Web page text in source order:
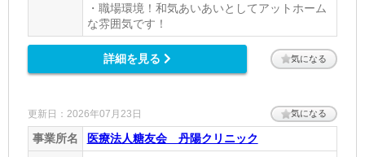
・職場環境！和気あいあいとしてアットホーム
な雰囲気です！
詳細を見る 気になる
更新日：2026年07月23日 気になる
事業所名
医療法人糖友会 丹陽クリニック